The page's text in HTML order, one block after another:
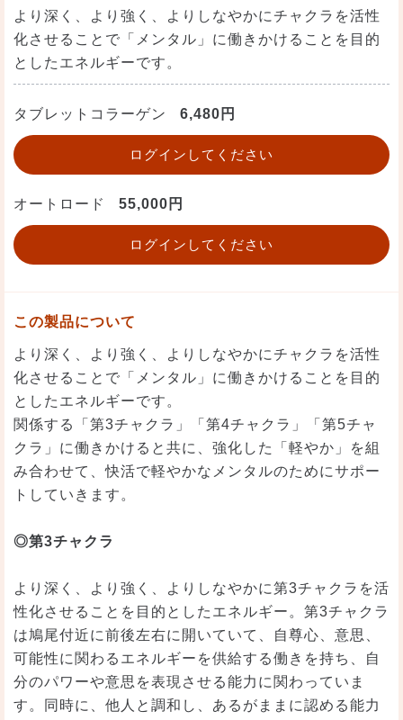
より深く、より強く、よりしなやかにチャクラを活性
化させることで「メンタル」に働きかけることを目的
としたエネルギーです。
タブレットコラーゲン 6,480円
ログインしてください
オートロード 55,000円
ログインしてください
この製品について
より深く、より強く、よりしなやかにチャクラを活性
化させることで「メンタル」に働きかけることを目的
としたエネルギーです。
関係する「第3チャクラ」「第4チャクラ」「第5チャ
クラ」に働きかけると共に、強化した「軽やか」を組
み合わせて、快活で軽やかなメンタルのためにサポー
トしていきます。
◎第3チャクラ
より深く、より強く、よりしなやかに第3チャクラを活
性化させることを目的としたエネルギー。第3チャクラ
は鳩尾付近に前後左右に開いていて、自尊心、意思、
可能性に関わるエネルギーを供給する働きを持ち、自
分のパワーや意思を表現させる能力に関わっていま
す。同時に、他人と調和し、あるがままに認める能力